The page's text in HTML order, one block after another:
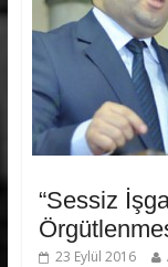
“Sessiz
23 Eylül 2016